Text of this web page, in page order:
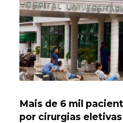
Mais de 6 mil
por cirurgias